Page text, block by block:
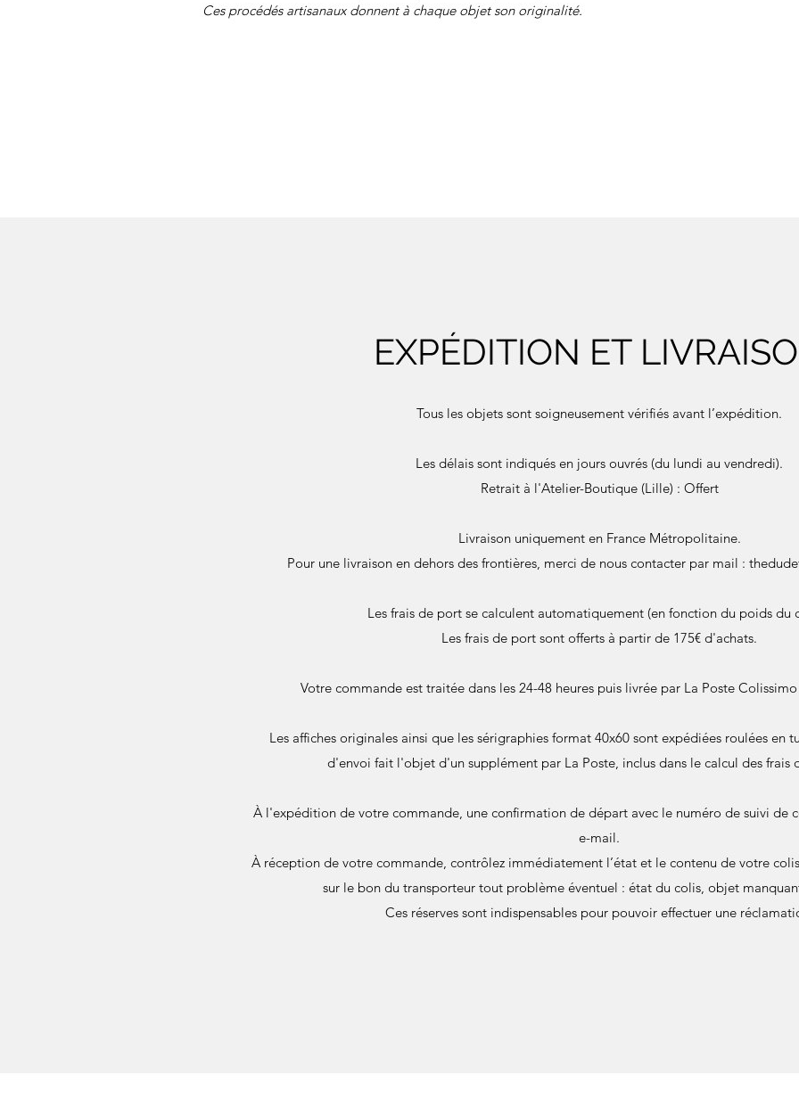
Ces procédés artisanaux donnent à chaque objet son originalité.
EXPÉDITION ET
Tous les objets sont soigneusement vérifiés avant l’expédition.
Les délais sont indiqués en jours ouvrés (du lundi au vendredi).
Retrait à l'Atelier-Boutique (Lille) : Offert
Livraison uniquement en France Métropolitaine.
Pour une livraison en dehors des frontières, merci de nous contacter par mail :
Les frais de port se calculent automatiquement (en fonction du poids du
Les frais de port sont offerts à partir de 175€ d'achats.
Votre commande est traitée dans les 24-48 heures puis livrée par La Poste
Les affiches originales ainsi que les sérigraphies format 40x60 sont expédiées roulées en
d'envoi fait l'objet d'un supplément par La Poste, inclus dans le calcul des frais
À l'expédition de votre commande, une confirmation de départ avec le numéro de suivi de
e-mail.
À réception de votre commande, contrôlez immédiatement l’état et le contenu de votre
sur le bon du transporteur tout problème éventuel : état du colis, objet
Ces réserves sont indispensables pour pouvoir effectuer une